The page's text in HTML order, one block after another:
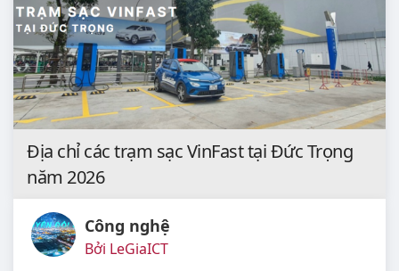
Địa chỉ các trạm sạc VinFast tại Đức Trọng
năm 2026
Công nghệ
Bởi LeGiaICT